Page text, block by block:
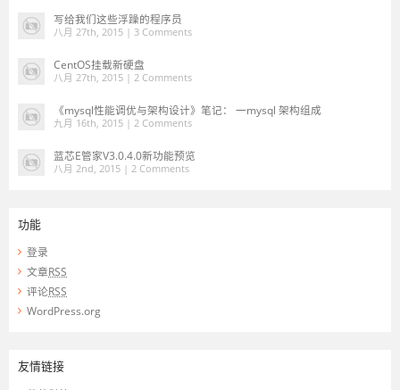
写给我们这些浮躁的程序员
八月 27th, 2015 | 3 Comments
CentOS挂载新硬盘
八月 27th, 2015 | 2 Comments
《mysql性能调优与架构设计》笔记： 一mysql 架构组成
九月 16th, 2015 | 2 Comments
蓝芯E管家V3.0.4.0新功能预览
八月 2nd, 2015 | 2 Comments
功能
登录
文章RSS
评论RSS
WordPress.org
友情链接